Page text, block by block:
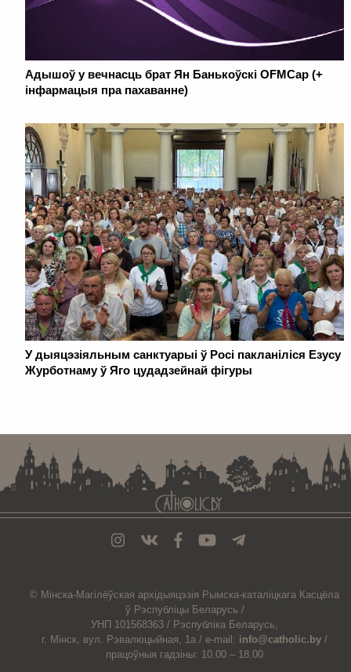
Адышоў у вечнасць брат Ян Банькоўскі OFMCap (+
інфармацыя пра пахаванне)
У дыяцэзіяльным санктуарыі ў Росі пакланіліся Езусу
Журботнаму ў Яго цудадзейнай фігуры
© Мiнска-Магiлёўская архiдыяцэзiя Рымска-каталіцкага Касцёла
ў Рэспубліцы Беларусь /
УНП 101568363 / Рэспубліка Беларусь,
г. Мінск, вул. Рэвалюцыйная, 1а / e-mail: info@catholic.by /
працоўныя гадзіны: 10.00 – 18.00